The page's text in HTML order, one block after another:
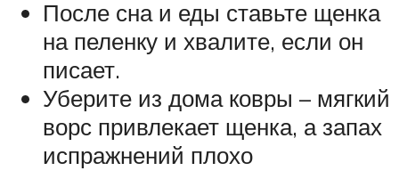
После сна и еды ставьте щенка
на пеленку и хвалите, если он
писает.
Уберите из дома ковры – мягкий
ворс привлекает щенка, а запах
испражнений плохо